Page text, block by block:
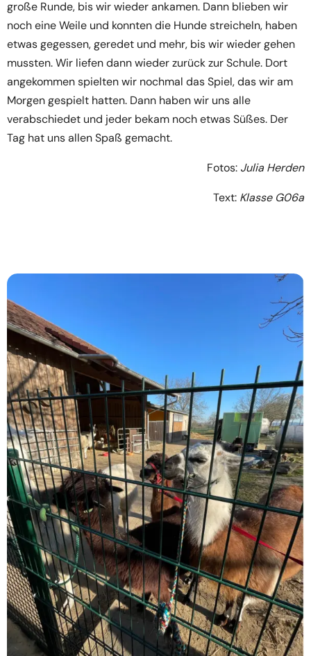
große Runde, bis wir wieder ankamen. Dann blieben wir
noch eine Weile und konnten die Hunde streicheln, haben
etwas gegessen, geredet und mehr, bis wir wieder gehen
mussten. Wir liefen dann wieder zurück zur Schule. Dort
angekommen spielten wir nochmal das Spiel, das wir am
Morgen gespielt hatten. Dann haben wir uns alle
verabschiedet und jeder bekam noch etwas Süßes. Der
Tag hat uns allen Spaß gemacht.
Fotos: Julia Herden
Text: Klasse G06a